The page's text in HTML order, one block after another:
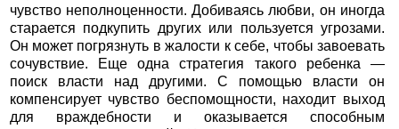
чувство неполноценности. Добиваясь любви, он иногда
старается подкупить других или пользуется угрозами.
Он может погрязнуть в жалости к себе, чтобы завоевать
сочувствие. Еще одна стратегия такого ребенка —
поиск власти над другими. С помощью власти он
компенсирует чувство беспомощности, находит выход
для враждебности и оказывается способным